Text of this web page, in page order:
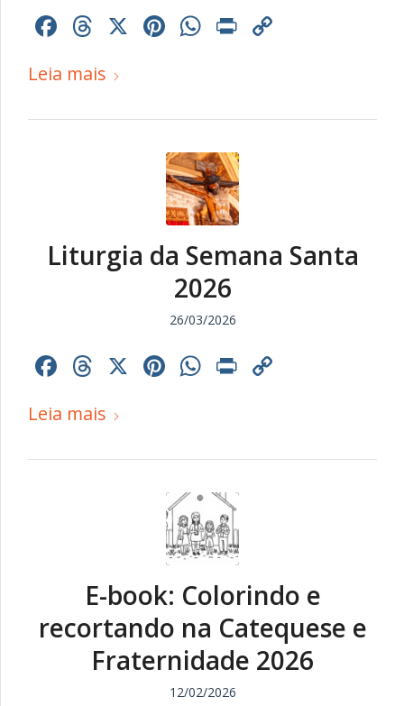
Facebook
Threads
X Pinterest
WhatsApp
Print
Leia mais
Liturgia da Semana Santa
2026
26/03/2026
Facebook
Threads
X Pinterest
WhatsApp
Print
Leia mais
E-book: Colorindo e
recortando na Catequese e
Fraternidade 2026
12/02/2026